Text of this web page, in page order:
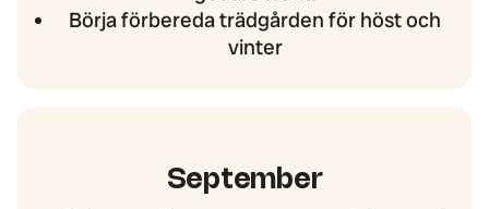
Börja förbereda trädgården för höst och
vinter
September